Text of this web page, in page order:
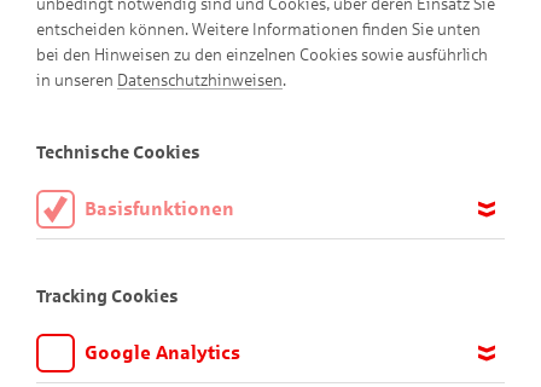
Für Memo-Fans
Finde die Bildpaare!
unbedingt notwendig sind und Cookies, über deren Einsatz Sie
entscheiden können. Weitere Informationen finden Sie unten
bei den Hinweisen zu den einzelnen Cookies sowie ausführlich
in unseren Datenschutzhinweisen.
Technische Cookies
Basisfunktionen
aktiviert sein.
Tracking Cookies
Google Analytics